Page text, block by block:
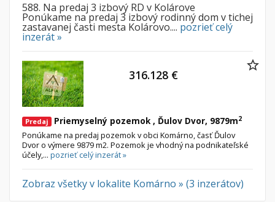
588. Na predaj 3 izbový RD v Kolárove
Ponúkame na predaj 3 izbový rodinný dom v tichej
zastavanej časti mesta Kolárovo.... pozrieť celý
inzerát »
Predaj Priemyselný pozemok , Ďulov Dvor, 9879m2
Ponúkame na predaj pozemok v obci Komárno, časť Ďulov
Dvor o výmere 9879 m2. Pozemok je vhodný na podnikateľské
účely,... pozrieť celý inzerát »
316.128 €
Zobraz všetky v lokalite Komárno » (3 inzerátov)